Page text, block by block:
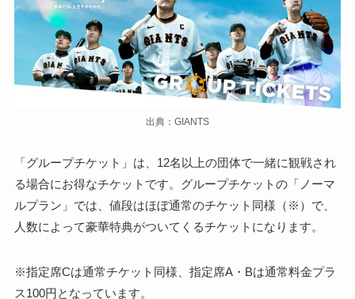
出典：GIANTS
「グループチケット」は、12名以上の団体で一緒に観戦され
る場合にお得なチケットです。グループチケットの「ノーマ
ルプラン」では、値段はほぼ通常のチケット同様（※）で、
人数によって豪華特典がついてくるチケットになります。
※指定席Cは通常チケット同様、指定席A・Bは通常料金プラ
ス100円となっています。